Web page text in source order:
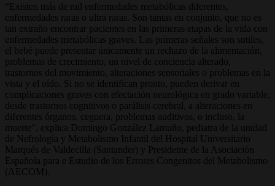
“Existen más de mil enfermedades metabólicas diferentes,
enfermedades raras o ultra raras. Son tantas en conjunto, que no es
tan extraño encontrar pacientes en las primeras etapas de la vida con
enfermedades metabólicas graves. Las primeras señales son sutiles,
el bebé puede presentar únicamente un rechazo de la alimentación,
problemas de crecimiento, un nivel de conciencia alterado,
trastornos del movimiento, alteraciones sensoriales o problemas en la
vista y el oído. Si no se identifican pronto, pueden derivar en
complicaciones graves con efectación neurológica en grado variable,
desde trastornos cognitivos o parálisis cerebral, a alteraciones en
diferentes órganos, ceguera, problemas auditivos, o incluso, la
muerte”, explica Domingo González Lamuño, pediatra de la unidad
de Nefrología y Metabolismo Infantil del Hospital Universitario
Marqués de Valdecilla (Santander) y Presidente de la Asociación
Española para e Estudio de los Errores Congenitos del Metabolismo
(AECOM).